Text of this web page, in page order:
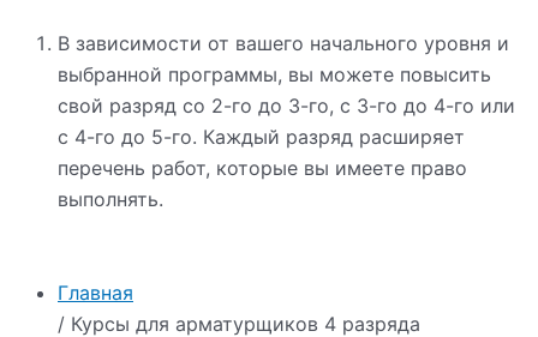
Главная
/ Курсы для арматурщиков 4 разряда
В зависимости от вашего начального уровня и
выбранной программы, вы можете повысить
свой разряд со 2-го до 3-го, с 3-го до 4-го или
с 4-го до 5-го. Каждый разряд расширяет
перечень работ, которые вы имеете право
выполнять.